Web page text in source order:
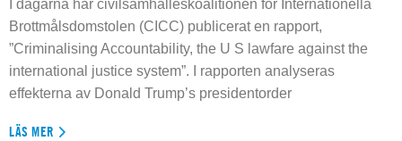
I dagarna har civilsamhälleskoalitionen för Internationella
Brottmålsdomstolen (CICC) publicerat en rapport,
”Criminalising Accountability, the U S lawfare against the
international justice system”. I rapporten analyseras
effekterna av Donald Trump’s presidentorder
LÄS MER